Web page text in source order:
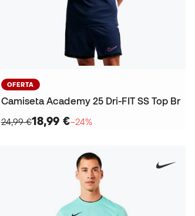
OFERTA
Camiseta Academy 25 Dri-FIT SS Top Br
24,99 €18,99 €−24%